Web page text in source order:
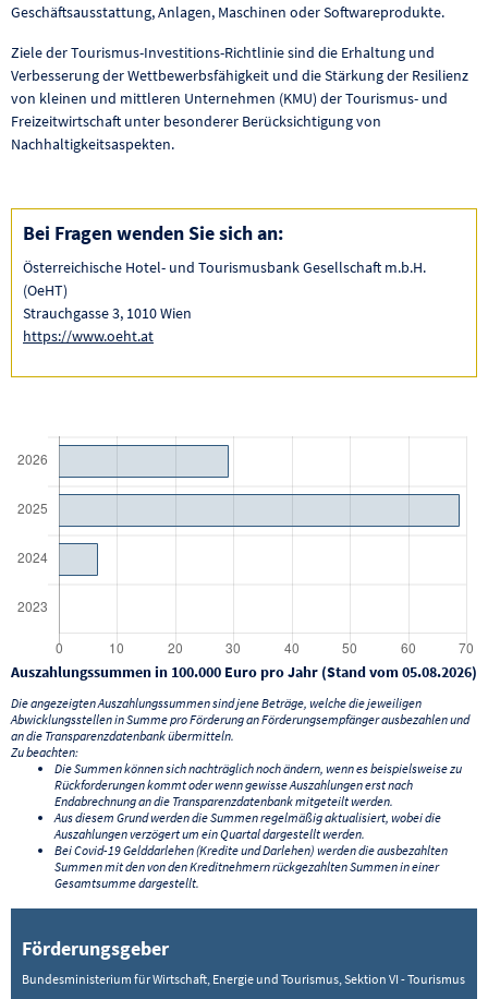
Geschäftsausstattung, Anlagen, Maschinen oder Softwareprodukte.
Ziele der Tourismus-Investitions-Richtlinie sind die Erhaltung und
Verbesserung der Wettbewerbsfähigkeit und die Stärkung der Resilienz
von kleinen und mittleren Unternehmen (KMU) der Tourismus- und
Freizeitwirtschaft unter besonderer Berücksichtigung von
Nachhaltigkeitsaspekten.
Bei Fragen wenden Sie sich an:
Österreichische Hotel- und Tourismusbank Gesellschaft m.b.H.
(OeHT)
Strauchgasse 3, 1010 Wien
https://www.oeht.at
Auszahlungssummen in 100.000 Euro pro Jahr (Stand vom 05.08.2026)
Die angezeigten Auszahlungssummen sind jene Beträge, welche die jeweiligen
Abwicklungsstellen in Summe pro Förderung an Förderungsempfänger ausbezahlen und
an die Transparenzdatenbank übermitteln.
Zu beachten:
Die Summen können sich nachträglich noch ändern, wenn es beispielsweise zu
Rückforderungen kommt oder wenn gewisse Auszahlungen erst nach
Endabrechnung an die Transparenzdatenbank mitgeteilt werden.
Aus diesem Grund werden die Summen regelmäßig aktualisiert, wobei die
Auszahlungen verzögert um ein Quartal dargestellt werden.
Bei Covid-19 Gelddarlehen (Kredite und Darlehen) werden die ausbezahlten
Summen mit den von den Kreditnehmern rückgezahlten Summen in einer
Gesamtsumme dargestellt.
Förderungsgeber
Bundesministerium für Wirtschaft, Energie und Tourismus, Sektion VI - Tourismus